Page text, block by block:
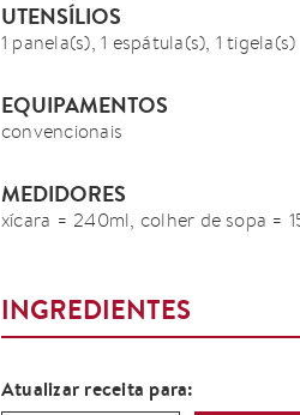
UTENSÍLIOS
1 panela(s), 1 espátula(s), 1 tigela(s)
EQUIPAMENTOS
convencionais
MEDIDORES
xícara = 240ml, colher de sopa =
INGREDIENTES
Atualizar receita para: